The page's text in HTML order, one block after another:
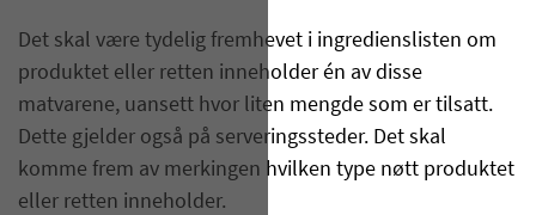
Det skal være tydelig fremhevet i ingredienslisten om
produktet eller retten inneholder én av disse
matvarene, uansett hvor liten mengde som er tilsatt.
Dette gjelder også på serveringssteder. Det skal
komme frem av merkingen hvilken type nøtt produktet
eller retten inneholder.